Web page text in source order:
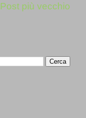
Post più vecchio